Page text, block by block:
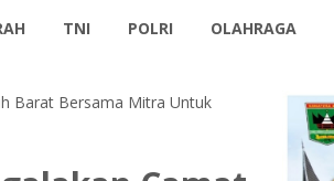
TNI POLRI OLAHRAGA
Barat Bersama Mitra Untuk